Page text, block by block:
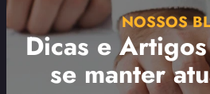
NOSSOS
Dicas e
se manter